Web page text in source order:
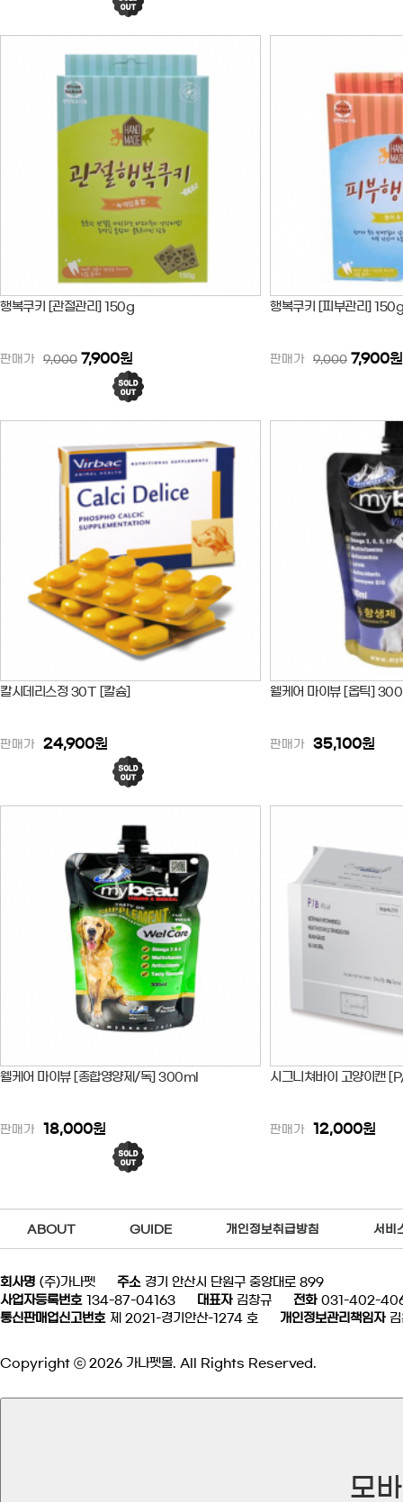
행복쿠키 [관절관리] 150g
판매가 9,000 7,900원
행복쿠키 [피부관리] 150g
판매가 9,000 7,900원
칼시데리스정 30T [칼슘]
판매가 24,900원
웰케어 마이뷰 [옵틱]
판매가 35,100원
웰케어 마이뷰 [종합영양제/독] 300ml
판매가 18,000원
시그니쳐바이 고양이캔
판매가 12,000원
ABOUT GUIDE 개인정보취급방침 서비
회사명 (주)가나펫 주소 경기 안산시 단원구 중앙대로 899
사업자등록번호
134-87-04163 대표자 김창규 전화 031-402-
통신판매업신고번호 제 2021-경기안산-1274 호 개인정보관리책임자
Copyright ⓒ 2026 가나펫몰. All Rights Reserved.
모